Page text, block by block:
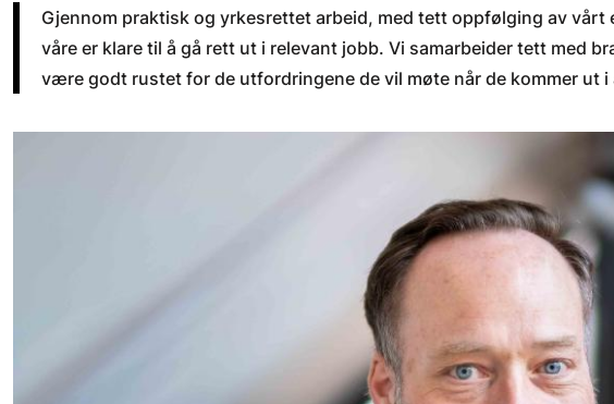
Gjennom praktisk og yrkesrettet arbeid, med tett oppfølging av
våre er klare til å gå rett ut i relevant jobb. Vi samarbeider tett med
være godt rustet for de utfordringene de vil møte når de kommer ut